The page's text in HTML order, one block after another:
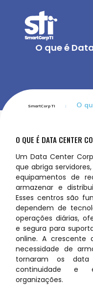
O que é
SmartCorp TI O
O QUE É DATA CENTER
Um Data Center
que abriga
equipamentos de
armazenar e
Esses centros são
dependem de
operações diárias,
e segura para
online. A crescente
necessidade de
tornaram os
continuidade e
organizações.